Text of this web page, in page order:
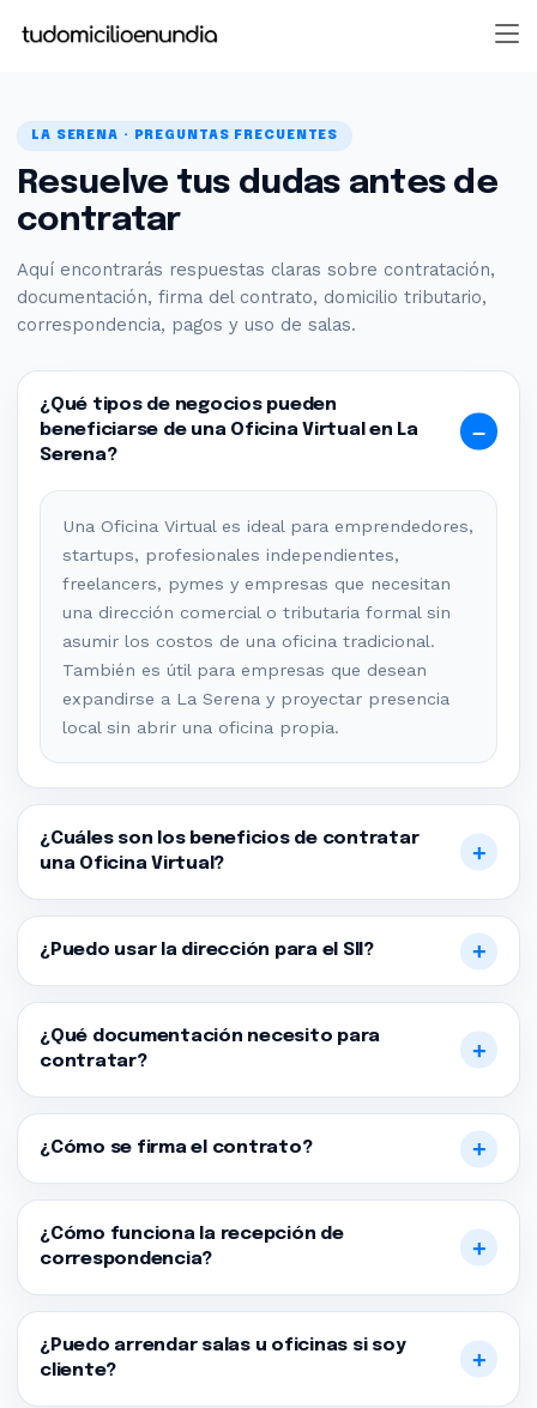
LA SERENA · PREGUNTAS FRECUENTES
Resuelve tus dudas antes de
contratar
Aquí encontrarás respuestas claras sobre contratación,
documentación, firma del contrato, domicilio tributario,
correspondencia, pagos y uso de salas.
¿Qué tipos de negocios pueden
beneficiarse de una Oficina Virtual en La
Serena?
Una Oficina Virtual es ideal para emprendedores,
startups, profesionales independientes,
freelancers, pymes y empresas que necesitan
una dirección comercial o tributaria formal sin
asumir los costos de una oficina tradicional.
También es útil para empresas que desean
expandirse a La Serena y proyectar presencia
local sin abrir una oficina propia.
¿Cuáles son los beneficios de contratar
una Oficina Virtual?
¿Puedo usar la dirección para el SII?
¿Qué documentación necesito para
contratar?
¿Cómo se firma el contrato?
¿Cómo funciona la recepción de
correspondencia?
¿Puedo arrendar salas u oficinas si soy
cliente?